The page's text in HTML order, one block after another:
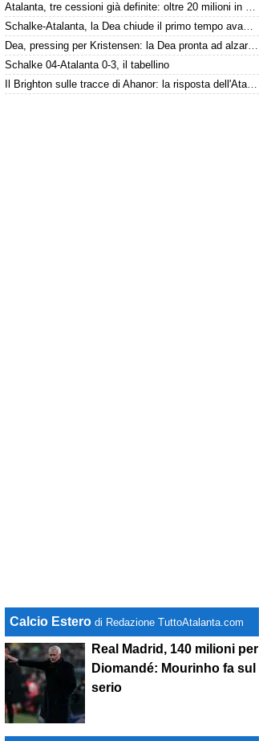
3
Atalanta, tre cessioni già definite: oltre 20 milioni in arrivo. Ora il focus è su Diao
Schalke-Atalanta, la Dea chiude il primo tempo avanti 2-0
Dea, pressing per Kristensen: la Dea pronta ad alzare l'offerta all'Udinese
Schalke 04-Atalanta 0-3, il tabellino
Il Brighton sulle tracce di Ahanor: la risposta dell'Atalanta
Calcio Estero di Redazione TuttoAtalanta.com
Real Madrid, 140 milioni per
Diomandé: Mourinho fa sul
serio